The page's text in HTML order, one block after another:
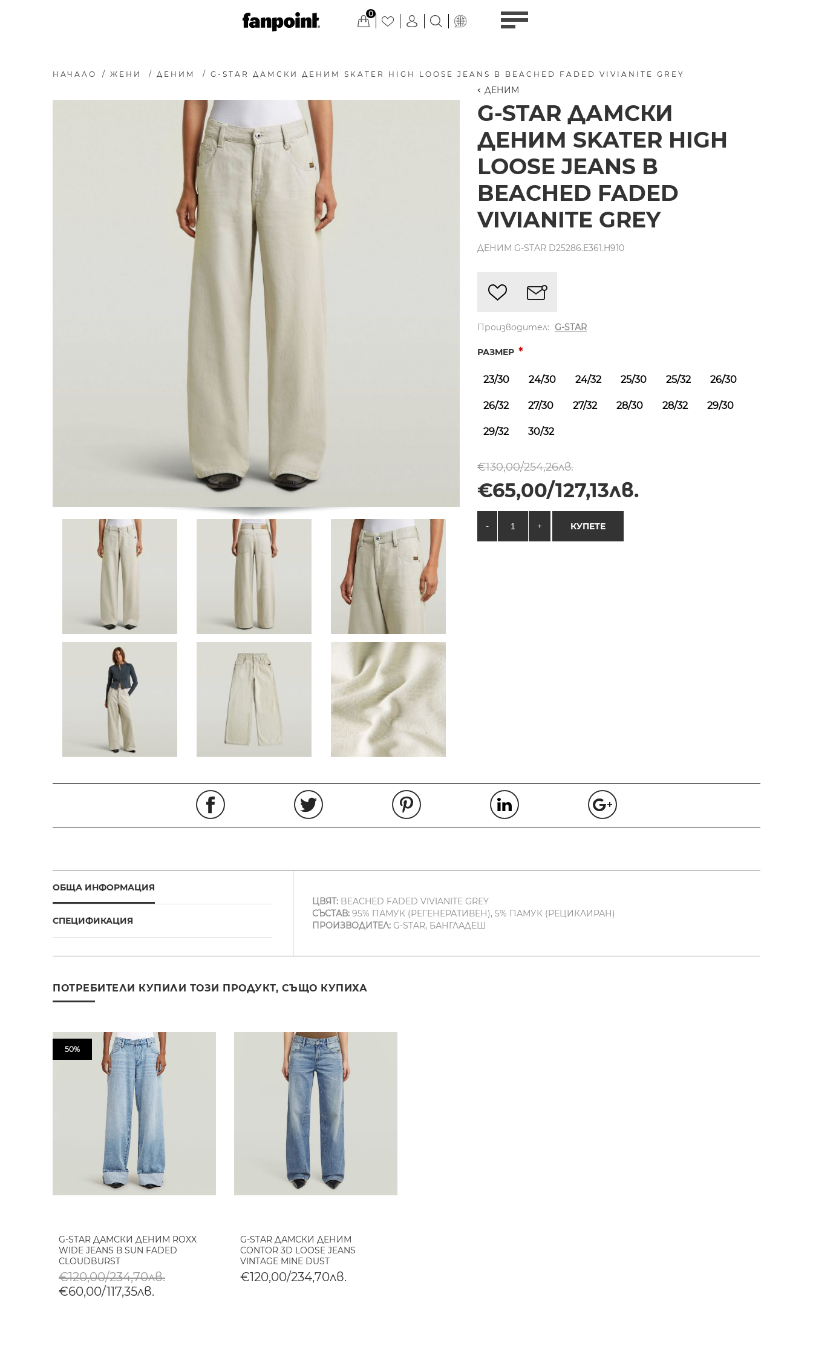
0
НАЧАЛО / ЖЕНИ / ДЕНИМ / G-STAR ДАМСКИ ДЕНИМ SKATER HIGH LOOSE JEANS В BEACHED FADED VIVIANITE GREY
ДЕНИМ
G-STAR ДАМСКИ
ДЕНИМ SKATER HIGH
LOOSE JEANS В
BEACHED FADED
VIVIANITE GREY
ДЕНИМ G-STAR D25286.E361.H910
Производител: G-STAR
РАЗМЕР *
23/30 24/30 24/32 25/30 25/32 26/30
26/32 27/30 27/32 28/30 28/32 29/30
29/32 30/32
€130,00/254,26лв.
€65,00/127,13лв.
- + КУПЕТЕ
ОБЩА ИНФОРМАЦИЯ
СПЕЦИФИКАЦИЯ
ЦВЯТ:BEACHED FADED VIVIANITE GREY
СЪСТАВ:95% ПАМУК (РЕГЕНЕРАТИВЕН), 5% ПАМУК (РЕЦИКЛИРАН)
ПРОИЗВОДИТЕЛ:G-STAR, БАНГЛАДЕШ
ПОТРЕБИТЕЛИ КУПИЛИ ТОЗИ ПРОДУКТ, СЪЩО КУПИХА
50%
G-STAR ДАМСКИ ДЕНИМ ROXX
WIDE JEANS В SUN FADED
CLOUDBURST
€120,00/234,70лв.
€60,00/117,35лв.
G-STAR ДАМСКИ ДЕНИМ
CONTOR 3D LOOSE JEANS
VINTAGE MINE DUST
€120,00/234,70лв.